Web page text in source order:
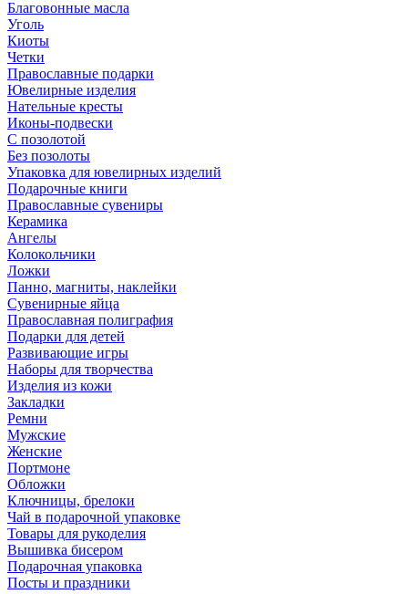
Благовонные масла
Уголь
Киоты
Четки
Православные подарки
Ювелирные изделия
Нательные кресты
Иконы-подвески
С позолотой
Без позолоты
Упаковка для ювелирных изделий
Подарочные книги
Православные сувениры
Керамика
Ангелы
Колокольчики
Ложки
Панно, магниты, наклейки
Сувенирные яйца
Православная полиграфия
Подарки для детей
Развивающие игры
Наборы для творчества
Изделия из кожи
Закладки
Ремни
Мужские
Женские
Портмоне
Обложки
Ключницы, брелоки
Чай в подарочной упаковке
Товары для рукоделия
Вышивка бисером
Подарочная упаковка
Посты и праздники